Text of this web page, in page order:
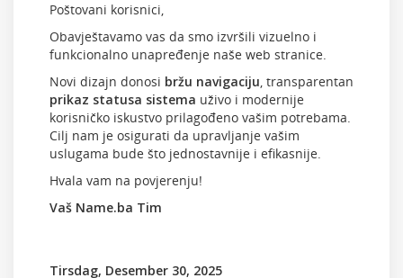
Poštovani korisnici,
Obavještavamo vas da smo izvršili vizuelno i
funkcionalno unapređenje naše web stranice.
Novi dizajn donosi bržu navigaciju, transparentan
prikaz statusa sistema uživo i modernije
korisničko iskustvo prilagođeno vašim potrebama.
Cilj nam je osigurati da upravljanje vašim
uslugama bude što jednostavnije i efikasnije.
Hvala vam na povjerenju!
Vaš Name.ba Tim
Tirsdag, Desember 30, 2025